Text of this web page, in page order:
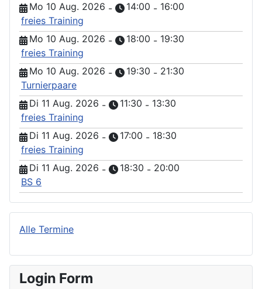
Mo 10 Aug. 2026 - 14:00 - 16:00
freies Training
Mo 10 Aug. 2026 - 18:00 - 19:30
freies Training
Mo 10 Aug. 2026 - 19:30 - 21:30
Turnierpaare
Di 11 Aug. 2026 - 11:30 - 13:30
freies Training
Di 11 Aug. 2026 - 17:00 - 18:30
freies Training
Di 11 Aug. 2026 - 18:30 - 20:00
BS 6
Alle Termine
Login Form